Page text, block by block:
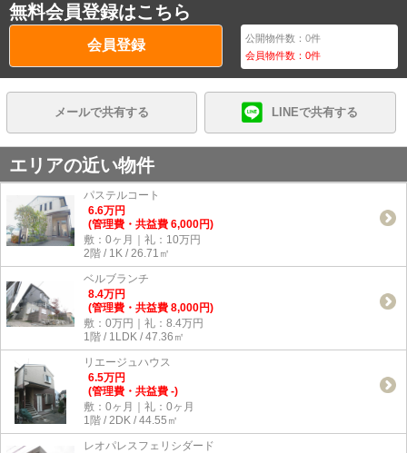
無料会員登録はこちら
会員登録 公開物件数：0件
会員物件数：0件
メールで共有する LINEで共有する
エリアの近い物件
パステルコート
6.6万円
(管理費・共益費 6,000円)
敷：0ヶ月｜礼：10万円
2階 / 1K / 26.71㎡
ベルブランチ
8.4万円
(管理費・共益費 8,000円)
敷：0万円｜礼：8.4万円
1階 / 1LDK / 47.36㎡
リエージュハウス
6.5万円
(管理費・共益費 -)
敷：0ヶ月｜礼：0ヶ月
1階 / 2DK / 44.55㎡
レオパレスフェリシダード